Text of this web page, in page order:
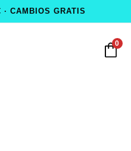
CAMBIOS GRATIS
0